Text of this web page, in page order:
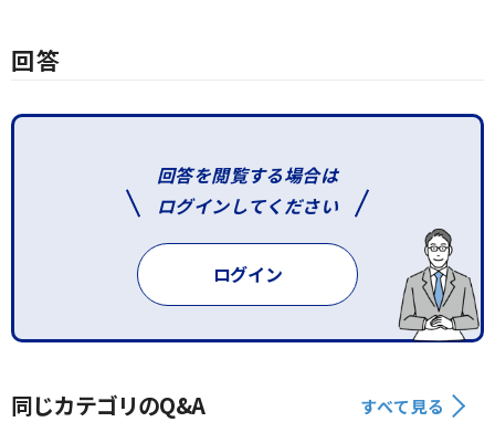
回答
回答を閲覧する場合は
ログインしてください
ログイン
同じカテゴリのQ&A すべて見る